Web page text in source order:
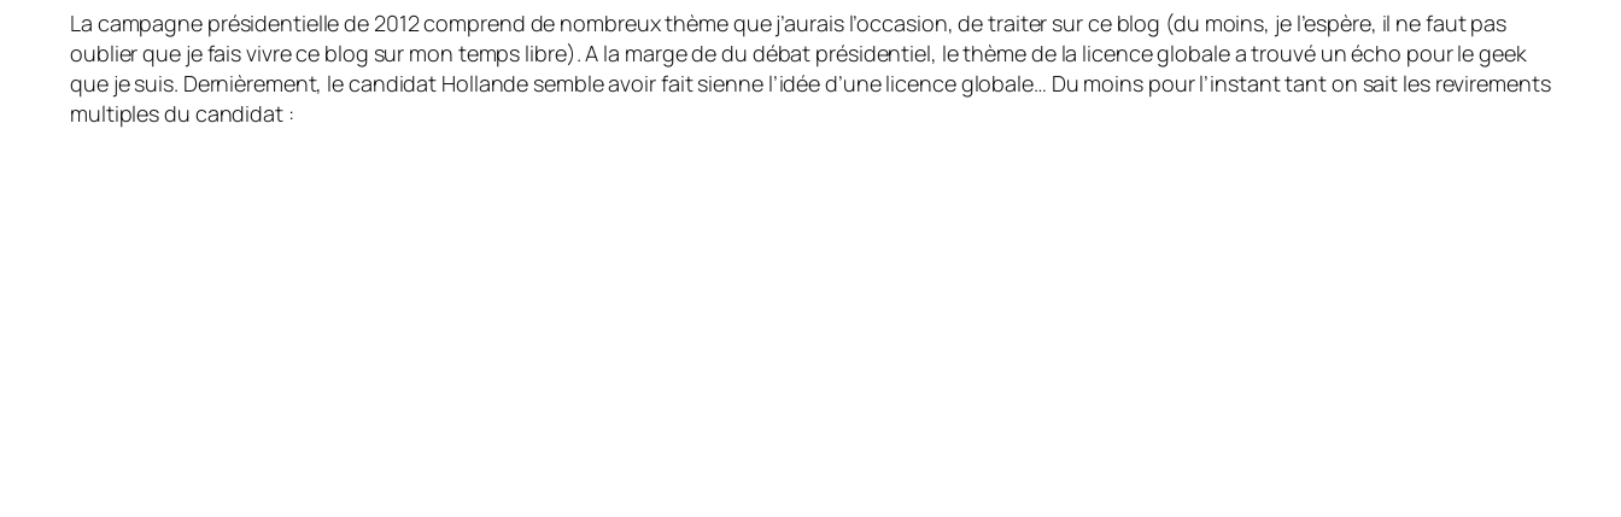
La campagne présidentielle de 2012 comprend de nombreux thème que j’aurais l’occasion, de traiter sur ce blog (du moins, je l’espère, il ne faut pas
oublier que je fais vivre ce blog sur mon temps libre). A la marge de du débat présidentiel, le thème de la licence globale a trouvé un écho pour le geek
que je suis. Dernièrement, le candidat Hollande semble avoir fait sienne l’idée d’une licence globale… Du moins pour l’instant tant on sait les revirements
multiples du candidat :